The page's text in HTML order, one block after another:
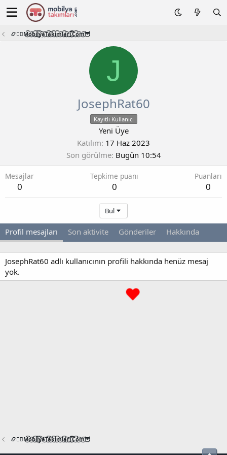
📿🧙‍♂️M͜͡o͜͡b͜͡i͜͡l͜͡y͜͡a͜͡T͜͡a͜͡k͜͡i͜͡m͜͡l͜͡a͜͡r͜͡i͜͡.͜͡C͜͡o͜͡m͜͡🦉
J
JosephRat60
Kayıtlı Kullanıcı
Yeni Üye
Katılım 17 Haz 2023
Son görülme Bugün 10:54
Mesajlar
0
Tepkime puanı
0
Puanları
0
Bul
Profil mesajları Son aktivite Gönderiler Hakkında
JosephRat60 adlı kullanıcının profili hakkında henüz mesaj
yok.
📿🧙‍♂️M͜͡o͜͡b͜͡i͜͡l͜͡y͜͡a͜͡T͜͡a͜͡k͜͡i͜͡m͜͡l͜͡a͜͡r͜͡i͜͡.͜͡C͜͡o͜͡m͜͡🦉